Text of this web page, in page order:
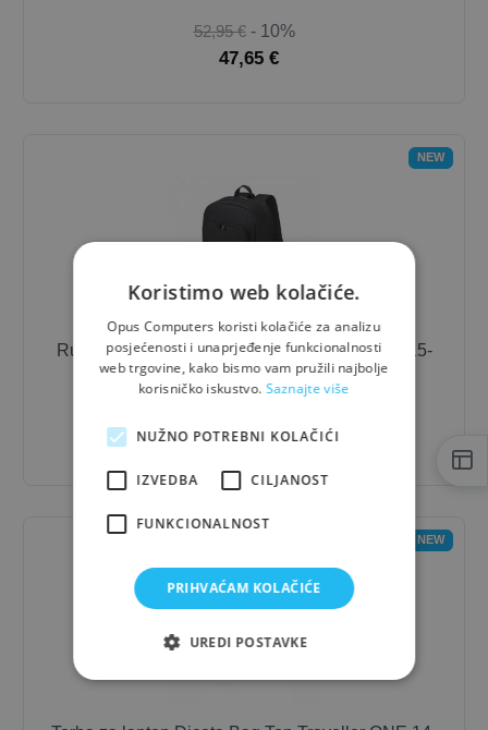
52,95 € - 10%
47,65 €
NEW
Ruksak za laptop Dicota Notebook backpack 15-
17.3 inch TWO
29,94 €
NEW
Koristimo web kolačiće.
Opus Computers koristi kolačiće za analizu
posjećenosti i unaprjeđenje funkcionalnosti
web trgovine, kako bismo vam pružili najbolje
korisničko iskustvo. Saznajte više
NUŽNO POTREBNI KOLAČIĆI
IZVEDBA CILJANOST
FUNKCIONALNOST
PRIHVAĆAM KOLAČIĆE
UREDI POSTAVKE